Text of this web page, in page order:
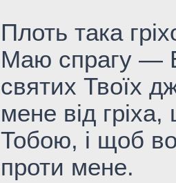
Плоть така
Маю спрагу —
святих Твоїх
мене від
Тобою, і щоб
проти мене.